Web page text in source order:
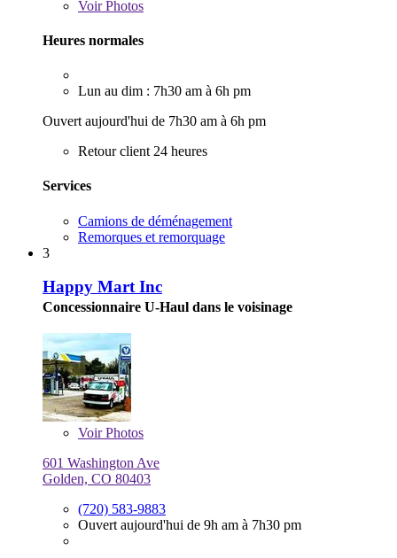
VoirPhotos
Heures normales
Lun au dim : 7h30 am à 6h pm
Ouvert aujourd'hui de 7h30 am à 6h pm
Retour client 24 heures
Services
Camions de déménagement
Remorques et remorquage
3
Happy Mart Inc
Concessionnaire U-Haul dans le voisinage
VoirPhotos
601 Washington Ave
Golden, CO 80403
(720) 583-9883
Ouvert aujourd'hui de 9h am à 7h30 pm